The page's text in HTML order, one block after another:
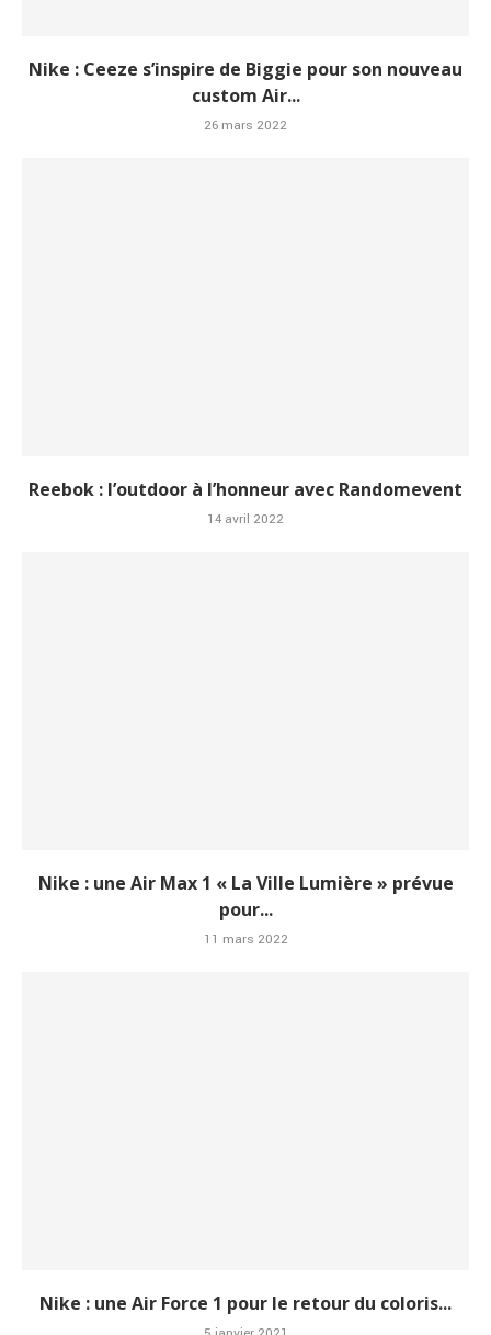
Nike : Ceeze s’inspire de Biggie pour son nouveau
custom Air...
26 mars 2022
Reebok : l’outdoor à l’honneur avec Randomevent
14 avril 2022
Nike : une Air Max 1 « La Ville Lumière » prévue
pour...
11 mars 2022
Nike : une Air Force 1 pour le retour du coloris...